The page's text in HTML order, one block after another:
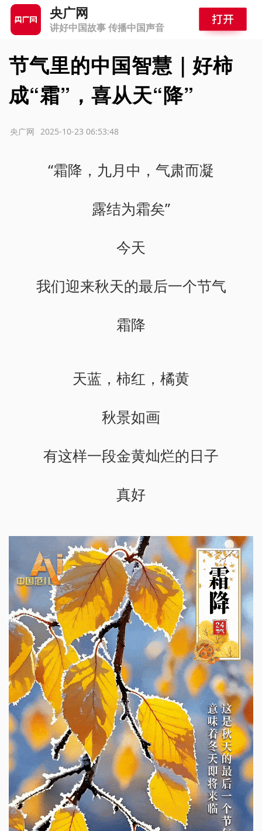
央广网
讲好中国故事 传播中国声音
节气里的中国智慧｜好柿
成“霜”，喜从天“降”
2025-10-23 06:53:48
央广网
“霜降，九月中，气肃而凝
露结为霜矣”
今天
我们迎来秋天的最后一个节气
霜降
天蓝，柿红，橘黄
秋景如画
有这样一段金黄灿烂的日子
真好